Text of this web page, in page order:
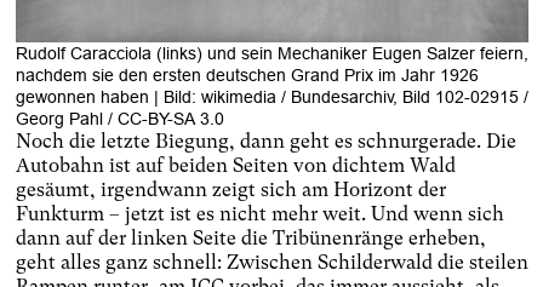
Rudolf Caracciola (links) und sein Mechaniker Eugen Salzer feiern,
nachdem sie den ersten deutschen Grand Prix im Jahr 1926
gewonnen haben | Bild: wikimedia / Bundesarchiv, Bild 102-02915 /
Georg Pahl / CC-BY-SA 3.0
Noch die letzte Biegung, dann geht es schnurgerade. Die
Autobahn ist auf beiden Seiten von dichtem Wald
gesäumt, irgendwann zeigt sich am Horizont der
Funkturm – jetzt ist es nicht mehr weit. Und wenn sich
dann auf der linken Seite die Tribünenränge erheben,
geht alles ganz schnell: Zwischen Schilderwald die steilen